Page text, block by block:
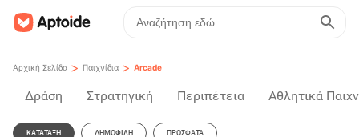
Αρχική Σελίδα > Παιχνίδια > Arcade
Δράση Στρατηγική Περιπέτεια Αθλητικά
ΚΑΤΆΤΑΞΗ ΔΗΜΟΦΙΛΉ ΠΡΌΣΦΑΤΑ